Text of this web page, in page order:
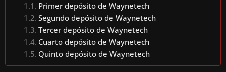
Primer depósito de Waynetech
Segundo depósito de Waynetech
Tercer depósito de Waynetech
Cuarto depósito de Waynetech
Quinto depósito de Waynetech